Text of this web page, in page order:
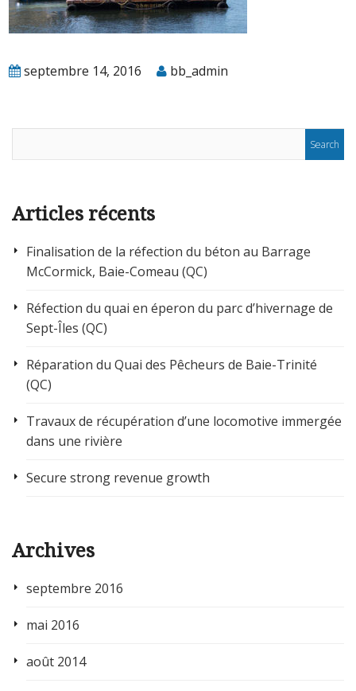
septembre 14, 2016 bb_admin
Articles récents
Finalisation de la réfection du béton au Barrage
McCormick, Baie-Comeau (QC)
Réfection du quai en éperon du parc d’hivernage de
Sept-Îles (QC)
Réparation du Quai des Pêcheurs de Baie-Trinité
(QC)
Travaux de récupération d’une locomotive immergée
dans une rivière
Secure strong revenue growth
Archives
septembre 2016
mai 2016
août 2014